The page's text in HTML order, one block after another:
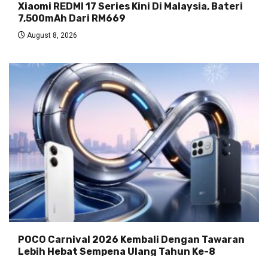
Xiaomi REDMI 17 Series Kini Di Malaysia, Bateri
7,500mAh Dari RM669
August 8, 2026
POCO Carnival 2026 Kembali Dengan Tawaran
Lebih Hebat Sempena Ulang Tahun Ke-8